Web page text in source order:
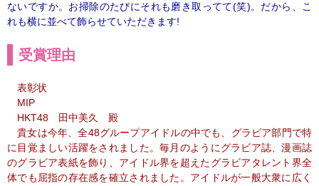
ないですか。お掃除のたびにそれも磨き取ってて(笑)。だから、こ
れも横に並べて飾らせていただきます!
受賞理由
表彰状
MIP
HKT48 田中美久 殿
貴女は今年、全48グループアイドルの中でも、グラビア部門で特
に目覚ましい活躍をされました。毎月のようにグラビア誌、漫画誌
のグラビア表紙を飾り、アイドル界を超えたグラビアタレント界全
体でも屈指の存在感を確立されました。アイドルが一般大衆に広く